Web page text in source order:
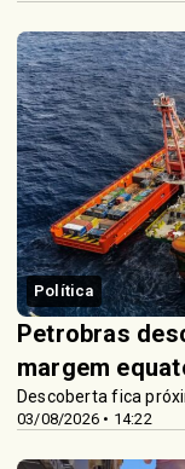
Política
03/08/2026 • 14:22
Petrobras
margem
Descoberta fica